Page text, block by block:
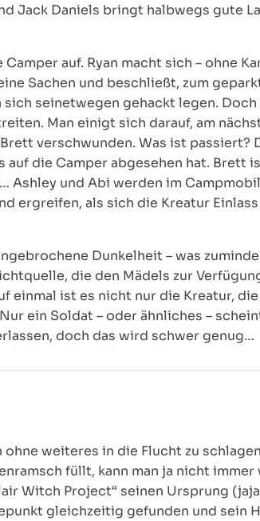
Jack Daniels bringt halbwegs gute
auf. Ryan macht sich – ohne
Sachen und beschließt, zum
seinetwegen gehackt legen.
Man einigt sich darauf, am
verschwunden. Was ist passiert?
die Camper abgesehen hat. Brett
Ashley und Abi werden im
ergreifen, als sich die Kreatur
Dunkelheit – was
die den Mädels zur
einmal ist es nicht nur die Kreatur,
ein Soldat – oder ähnliches –
doch das wird schwer genug…
weiteres in die Flucht zu
füllt, kann man ja nicht immer
Witch Project“ seinen Ursprung
gleichzeitig gefunden und sein